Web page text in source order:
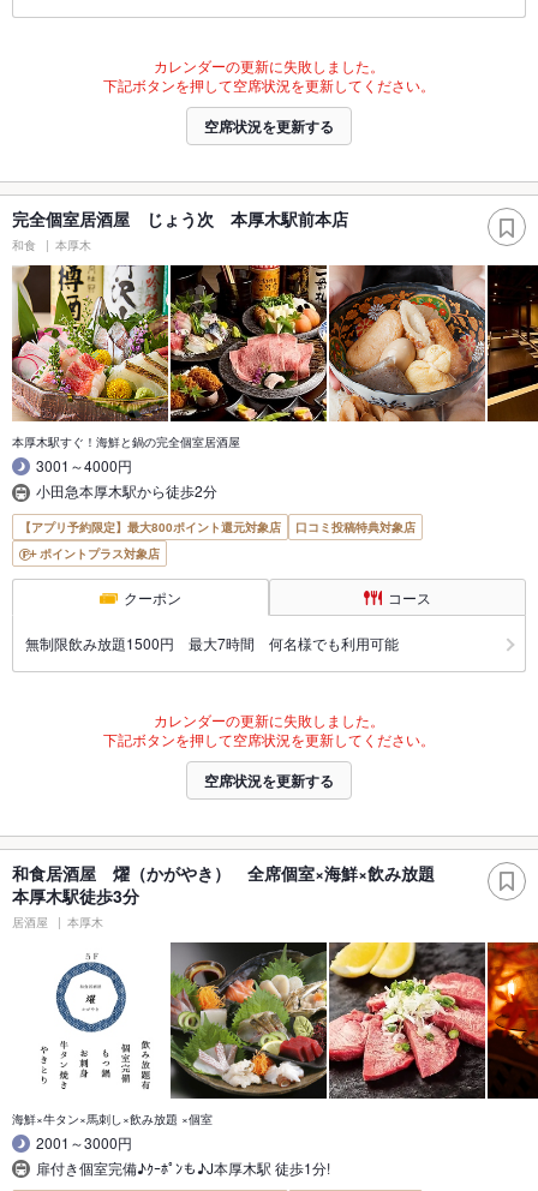
カレンダーの更新に失敗しました。
下記ボタンを押して空席状況を更新してください。
空席状況を更新する
完全個室居酒屋 じょう次 本厚木駅前本店
和食 本厚木
本厚木駅すぐ！海鮮と鍋の完全個室居酒屋
3001～4000円
小田急本厚木駅から徒歩2分
【アプリ予約限定】最大800ポイント還元対象店
口コミ投稿特典対象店
ポイントプラス対象店
クーポン コース
無制限飲み放題1500円 最大7時間 何名様でも利用可能
カレンダーの更新に失敗しました。
下記ボタンを押して空席状況を更新してください。
空席状況を更新する
和食居酒屋 燿（かがやき） 全席個室×海鮮×飲み放題
本厚木駅徒歩3分
居酒屋 本厚木
海鮮×牛タン×馬刺し×飲み放題 ×個室
2001～3000円
扉付き個室完備♪ｸｰﾎﾟﾝも♪J本厚木駅 徒歩1分!